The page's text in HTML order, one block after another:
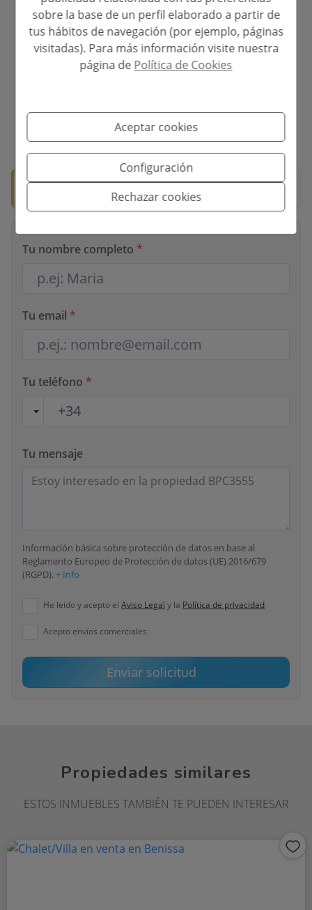
Años
Tipo de interés
*Esta información está sujeta a errores y no forma parte de ningún
contrato. La oferta puede ser modificada o retirada sin previo aviso. El
precio no incluye los costes de la compra.
🛡️ Propiedad verificada
Documentación lista para notaría.
Tu nombre completo *
Tu email *
Tu teléfono *
Tu mensaje
Información básica sobre protección de datos en base al
Reglamento Europeo de Protección de datos (UE) 2016/679
(RGPD). + Info
He leído y acepto el Aviso Legal y la Política de privacidad
Acepto envíos comerciales
Enviar solicitud
Propiedades similares
ESTOS INMUEBLES TAMBIÉN TE PUEDEN INTERESAR
sobre la base de un perfil elaborado a partir de
tus hábitos de navegación (por ejemplo, páginas
visitadas). Para más información visite nuestra
página de Política de Cookies
Aceptar cookies
Configuración
Rechazar cookies